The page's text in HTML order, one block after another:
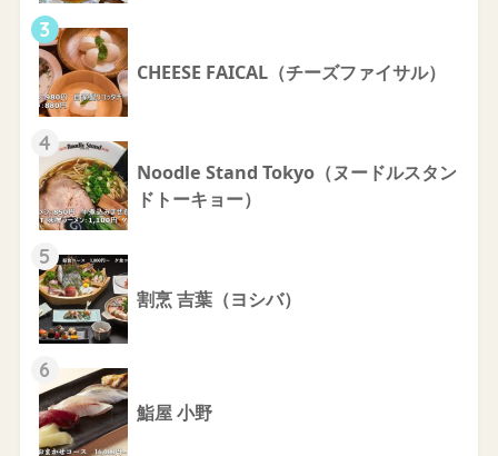
3
CHEESE FAICAL（チーズファイサル）
4
Noodle Stand Tokyo（ヌードルスタン
ドトーキョー）
5
割烹 吉葉（ヨシバ）
6
鮨屋 小野